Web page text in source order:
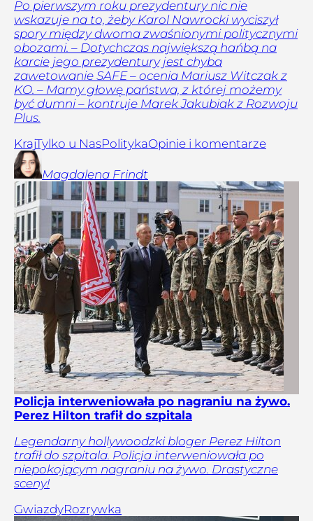
Po pierwszym roku prezydentury nic nie
wskazuje na to, żeby Karol Nawrocki wyciszył
spory między dwoma zwaśnionymi politycznymi
obozami. – Dotychczas największą hańbą na
karcie jego prezydentury jest chyba
zawetowanie SAFE – ocenia Mariusz Witczak z
KO. – Mamy głowę państwa, z której możemy
być dumni – kontruje Marek Jakubiak z Rozwoju
Plus.
KrajTylko u NasPolitykaOpinie i komentarze
Magdalena Frindt
Policja interweniowała po nagraniu na żywo.
Perez Hilton trafił do szpitala
Legendarny hollywoodzki bloger Perez Hilton
trafił do szpitala. Policja interweniowała po
niepokojącym nagraniu na żywo. Drastyczne
sceny!
GwiazdyRozrywka